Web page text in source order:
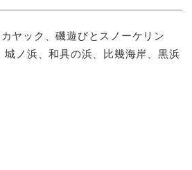
ヤック、磯遊びとスノーケリン
城ノ浜、和具の浜、比幾海岸、黒浜